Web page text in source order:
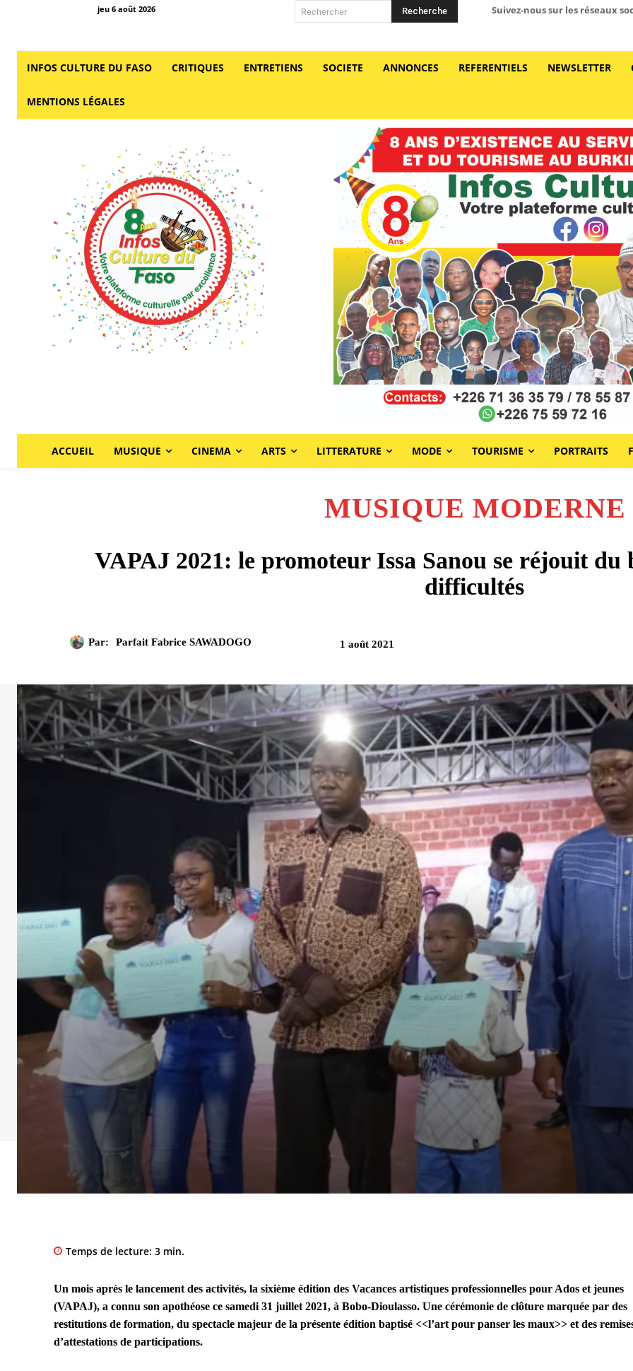
jeu 6 août 2026 Rechercher Recherche Suivez-nous sur les réseaux
INFOS CULTURE DU FASO CRITIQUES ENTRETIENS SOCIETE ANNONCES REFERENTIELS NEWSLETTER
MENTIONS LÉGALES
ACCUEIL MUSIQUE CINEMA ARTS LITTERATURE MODE TOURISME PORTRAITS
MUSIQUE MODERNE
VAPAJ 2021: le promoteur Issa Sanou se réjouit du
difficultés
Par: Parfait Fabrice SAWADOGO 1 août 2021
Temps de lecture: 3 min.
Un mois après le lancement des activités, la sixième édition des Vacances artistiques professionnelles pour Ados et jeunes
(VAPAJ), a connu son apothéose ce samedi 31 juillet 2021, à Bobo-Dioulasso. Une cérémonie de clôture marquée par des
restitutions de formation, du spectacle majeur de la présente édition baptisé <<l’art pour panser les maux>> et des
d’attestations de participations.